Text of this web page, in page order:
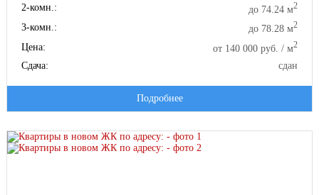
2-комн.: до 74.24 м2
3-комн.: до 78.28 м2
Цена: от 140 000 руб. / м2
Сдача: сдан
Подробнее